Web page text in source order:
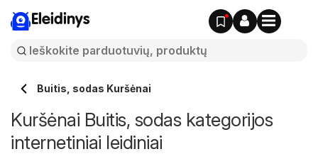
Eleidinys
Buitis, sodas Kuršėnai
Kuršėnai Buitis, sodas kategorijos
internetiniai leidiniai